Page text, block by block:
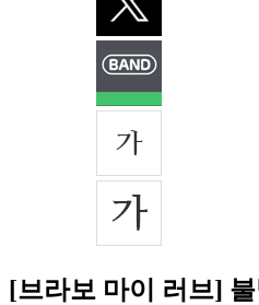
[브라보 마이 러브]